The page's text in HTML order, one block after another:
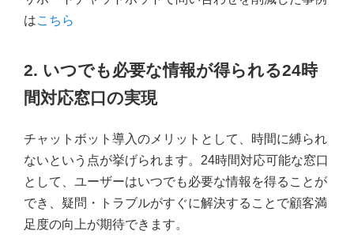
はこちら
2. いつでも必要な情報が得られる24時
間対応窓口の実現
チャットボット導入のメリットとして、時間に縛られ
ないという点が挙げられます。24時間対応可能な窓口
として、ユーザーはいつでも必要な情報を得ることが
でき、疑問・トラブルがすぐに解決することで顧客満
足度の向上が期待できます。